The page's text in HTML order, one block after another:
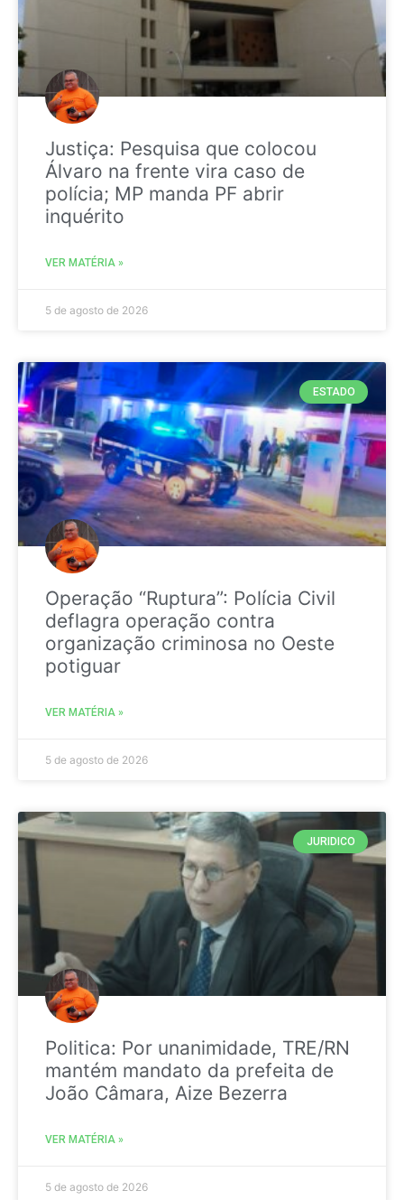
Justiça: Pesquisa que colocou
Álvaro na frente vira caso de
polícia; MP manda PF abrir
inquérito
VER MATÉRIA »
5 de agosto de 2026
ESTADO
Operação “Ruptura”: Polícia Civil
deflagra operação contra
organização criminosa no Oeste
potiguar
VER MATÉRIA »
5 de agosto de 2026
JURIDICO
Politica: Por unanimidade, TRE/RN
mantém mandato da prefeita de
João Câmara, Aize Bezerra
VER MATÉRIA »
5 de agosto de 2026